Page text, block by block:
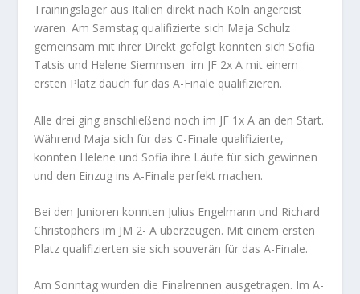
Trainingslager aus Italien direkt nach Köln angereist
waren. Am Samstag qualifizierte sich Maja Schulz
gemeinsam mit ihrer Direkt gefolgt konnten sich Sofia
Tatsis und Helene Siemmsen im JF 2x A mit einem
ersten Platz dauch für das A-Finale qualifizieren.
Alle drei ging anschließend noch im JF 1x A an den Start.
Während Maja sich für das C-Finale qualifizierte,
konnten Helene und Sofia ihre Läufe für sich gewinnen
und den Einzug ins A-Finale perfekt machen.
Bei den Junioren konnten Julius Engelmann und Richard
Christophers im JM 2- A überzeugen. Mit einem ersten
Platz qualifizierten sie sich souverän für das A-Finale.
Am Sonntag wurden die Finalrennen ausgetragen. Im A-